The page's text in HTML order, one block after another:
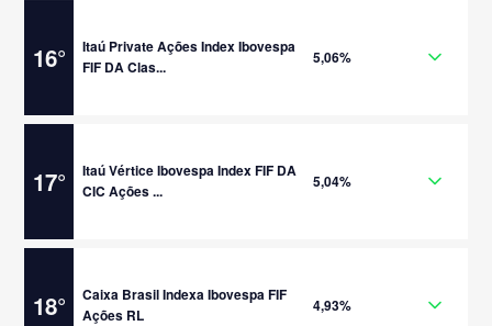
16°
Itaú Private Ações Index Ibovespa
FIF DA Clas...
5,06%
17°
Itaú Vértice Ibovespa Index FIF DA
CIC Ações ...
5,04%
18°
Caixa Brasil Indexa Ibovespa FIF
Ações RL
4,93%